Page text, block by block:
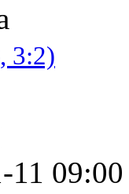
3:2)
11 09:00